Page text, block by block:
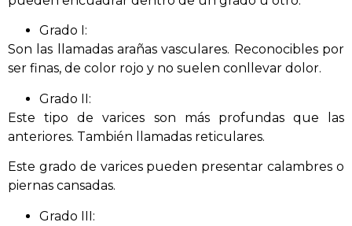
Grado I:
Son las llamadas arañas vasculares. Reconocibles por
ser finas, de color rojo y no suelen conllevar dolor.
Grado II:
Este tipo de varices son más profundas que las
anteriores. También llamadas reticulares.
Este grado de varices pueden presentar calambres o
piernas cansadas.
Grado III: